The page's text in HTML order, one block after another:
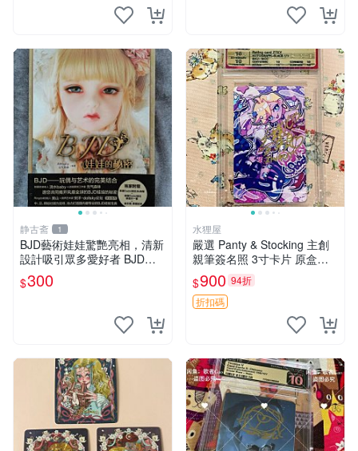
静古斋 1
BJD藝術娃娃驚艷亮相，清新
設計吸引眾多愛好者 BJD娃
娃、編織藝術、創意收藏
$300
水狸屋
嚴選 Panty & Stocking 主創
親筆簽名照 3寸卡片 原盒保
証 現場直拍 精確關鍵詞：Pa
nty Stocking 周邊 照片
$900 94折
折扣碼